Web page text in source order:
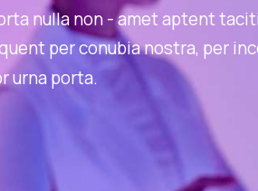
nulla non - amet aptent
per conubia nostra, per
urna porta.